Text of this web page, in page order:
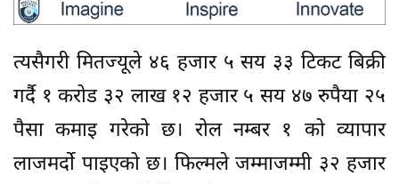
त्यसैगरी मितज्यूले ४६ हजार ५ सय ३३ टिकट बिक्री
गर्दै १ करोड ३२ लाख १२ हजार ५ सय ४७ रुपैया २५
पैसा कमाइ गरेको छ। रोल नम्बर १ को व्यापार
लाजमर्दो पाइएको छ। फिल्मले जम्माजम्मी ३२ हजार